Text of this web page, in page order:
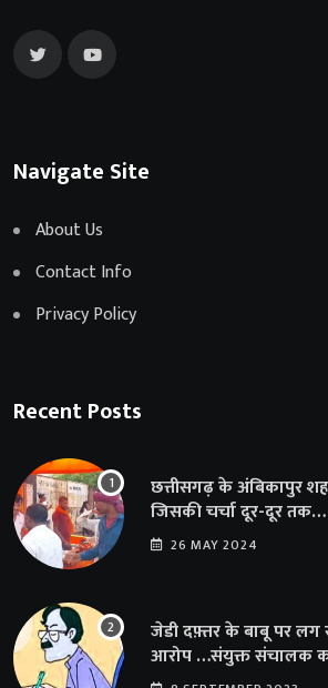
Navigate Site
About Us
Contact Info
Privacy Policy
Recent Posts
छत्तीसगढ़ के अंबिकापुर
जिसकी चर्चा दूर-दूर
अमेरिका से भी पहुंचा सहयोग
26 MAY 2024
जेडी दफ़्तर के बाबू पर लग
आरोप …संयुक्त संचालक
शिक्षकों क़ो थमाया